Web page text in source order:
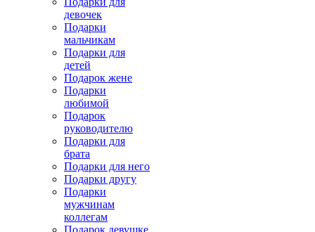
девочек
Подарки
мальчикам
Подарки для
детей
Подарок жене
Подарки
любимой
Подарок
руководителю
Подарки для
брата
Подарки для него
Подарки другу
Подарки
мужчинам
коллегам
Подарок девушке